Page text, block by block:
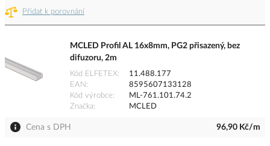
Přidat k porovnání
MCLED Profil AL 16x8mm, PG2 přisazený, bez
difuzoru, 2m
Kód ELFETEX
11.488.177
EAN
8595607133128
Kód výrobce
ML-761.101.74.2
Značka
MCLED
Cena s DPH 96,90 Kč/m